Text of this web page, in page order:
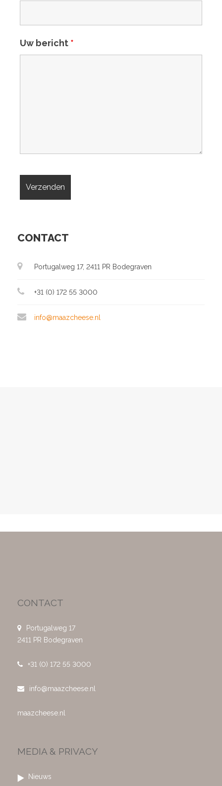
Uw bericht *
CONTACT
Portugalweg 17, 2411 PR Bodegraven
+31 (0) 172 55 3000
info@maazcheese.nl
CONTACT
Portugalweg 17
2411 PR Bodegraven
+31 (0) 172 55 3000
info@maazcheese.nl
maazcheese.nl
MEDIA & PRIVACY
Nieuws